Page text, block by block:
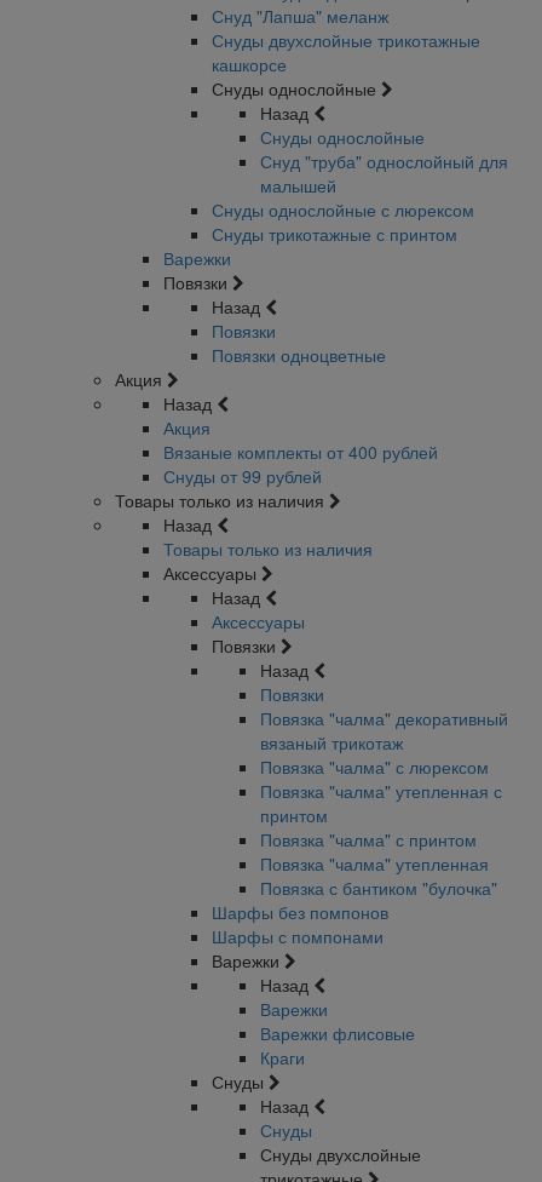
Снуд "Лапша" меланж
Снуды двухслойные трикотажные
кашкорсе
Снуды однослойные
Назад
Снуды однослойные
Снуд "труба" однослойный для
малышей
Снуды однослойные с люрексом
Снуды трикотажные с принтом
Варежки
Повязки
Назад
Повязки
Повязки одноцветные
Акция
Назад
Акция
Вязаные комплекты от 400 рублей
Снуды от 99 рублей
Товары только из наличия
Назад
Товары только из наличия
Аксессуары
Назад
Аксессуары
Повязки
Назад
Повязки
Повязка "чалма" декоративный
вязаный трикотаж
Повязка "чалма" с люрексом
Повязка "чалма" утепленная с
принтом
Повязка "чалма" с принтом
Повязка "чалма" утепленная
Повязка с бантиком "булочка"
Шарфы без помпонов
Шарфы с помпонами
Варежки
Назад
Варежки
Варежки флисовые
Краги
Снуды
Назад
Снуды
Снуды двухслойные